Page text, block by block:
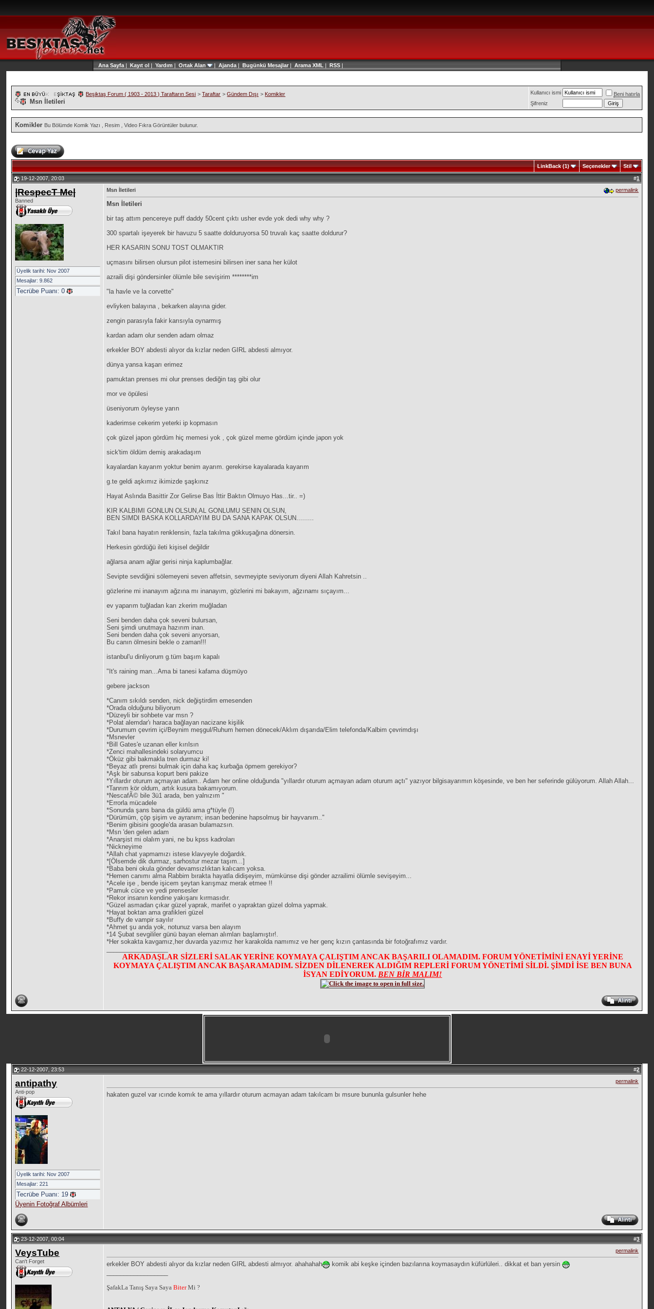
Ana Sayfa | Kayıt ol | Yardım | Ortak Alan | Ajanda | Bugünkü Mesajlar| Arama XML | RSS |
Beşiktaş Forum ( 1903 - 2013 ) Taraftarın Sesi >Taraftar >Gündem Dışı > Komikler
Msn İletileri
Kullanıcı ismi
Beni hatırla
Şifreniz
Komikler Bu Bölümde Komik Yazı , Resim , Video Fıkra Görüntüler bulunur.
LinkBack (1) Seçenekler Stil
19-12-2007, 20:03 #1
|RespecT Me|
Banned
Üyelik tarihi: Nov 2007
Mesajlar: 9.862
Tecrübe Puanı:0
Msn İletileri permalink
Msn İletileri
bir taş attım pencereye puff daddy 50cent çıktı usher evde yok dedi why why ?
300 spartalı işeyerek bir havuzu 5 saatte dolduruyorsa 50 truvalı kaç saatte doldurur?
HER KASARIN SONU TOST OLMAKTIR
uçmasını bilirsen olursun pilot istemesini bilirsen iner sana her külot
azraili dişi göndersinler ölümle bile sevişirim ********im
"la havle ve la corvette"
evliyken balayına , bekarken alayına gider.
zengin parasıyla fakir karısıyla oynarmış
kardan adam olur senden adam olmaz
erkekler BOY abdesti alıyor da kızlar neden GIRL abdesti almıyor.
dünya yansa kaşarı erimez
pamuktan prenses mi olur prenses dediğin taş gibi olur
mor ve öpülesi
üseniyorum öyleyse yarın
kaderimse cekerim yeterki ip kopmasın
çok güzel japon gördüm hiç memesi yok , çok güzel meme gördüm içinde japon yok
sick'tim öldüm demiş arakadaşım
kayalardan kayarım yoktur benim ayarım. gerekirse kayalarada kayarım
g.te geldi aşkımız ikimizde şaşkınız
Hayat Aslında Basittir Zor Gelirse Bas İttir Baktın Olmuyo Has...tir.. =)
KIR KALBIMI GONLUN OLSUN,AL GONLUMU SENIN OLSUN,
BEN SIMDI BASKA KOLLARDAYIM BU DA SANA KAPAK OLSUN.........
Takıl bana hayatın renklensin, fazla takılma gökkuşağına dönersin.
Herkesin gördüğü ileti kişisel değildir
ağlarsa anam ağlar gerisi ninja kaplumbağlar.
Sevipte sevdiğini sölemeyeni seven affetsin, sevmeyipte seviyorum diyeni Allah Kahretsin ..
gözlerine mi inanayım ağzına mı inanayım, gözlerini mi bakayım, ağzınamı sıçayım...
ev yaparım tuğladan karı zkerim muğladan
Seni benden daha çok seveni bulursan,
Seni şimdi unutmaya hazırım inan.
Seni benden daha çok seveni arıyorsan,
Bu canın ölmesini bekle o zaman!!!
istanbul'u dinliyorum g.tüm başım kapalı
"It's raining man...Ama bi tanesi kafama düşmüyo
gebere jackson
*Canım sıkıldı senden, nick değiştirdim emesenden
*Orada olduğunu biliyorum
*Düzeyli bir sohbete var msn ?
*Polat alemdar'ı haraca bağlayan nacizane kişilik
*Durumum çevrim içi/Beynim meşgul/Ruhum hemen dönecek/Aklım dışarıda/Elim telefonda/Kalbim çevrimdışı
*Msnevler
*Bill Gates'e uzanan eller kırılsın
*Zenci mahallesindeki solaryumcu
*Öküz gibi bakmakla tren durmaz ki!
*Beyaz atlı prensi bulmak için daha kaç kurbağa öpmem gerekiyor?
*Aşk bir sabunsa kopurt beni pakize
*Yıllardır oturum açmayan adam.. Adam her online olduğunda "yıllardır oturum açmayan adam oturum açtı" yazıyor bilgisayarımın köşesinde, ve ben her seferinde gülüyorum. Allah Allah...
*Tanrım kör oldum, artık kusura bakamıyorum.
*NescafÃ© bile 3ü1 arada, ben yalnızım "
*Errorla mücadele
*Sonunda şans bana da güldü ama g*tüyle (!)
*Dürümüm, çöp şişim ve ayranım; insan bedenine hapsolmuş bir hayvanım.."
*Benim gibisini google'da arasan bulamazsın.
*Msn 'den gelen adam
*Anarşist mi olalım yani, ne bu kpss kadroları
*Nickneyime
*Allah chat yapmamızı istese klavyeyle doğardık.
*[Ölsemde dik durmaz, sarhostur mezar taşım...]
*Baba beni okula gönder devamsızlıktan kalıcam yoksa.
*Hemen canımı alma Rabbim bırakta hayatla didişeyim, mümkünse dişi gönder azrailimi ölümle sevişeyim...
*Acele işe , bende işicem şeytan karışmaz merak etmee !!
*Pamuk cüce ve yedi prensesler
*Rekor insanın kendine yakışanı kırmasıdır.
*Güzel asmadan çıkar güzel yaprak, marifet o yapraktan güzel dolma yapmak.
*Hayat boktan ama grafikleri güzel
*Buffy de vampir sayılır
*Ahmet şu anda yok, notunuz varsa ben alayım
*14 Şubat sevgililer günü bayan eleman alımları başlamıştır!.
*Her sokakta kavgamız,her duvarda yazımız her karakolda namımız ve her genç kızın çantasında bir fotoğrafımız vardır.
ARKADAŞLAR SİZLERİ SALAK YERİNE KOYMAYA ÇALIŞTIM ANCAK BAŞARILI OLAMADIM. FORUM YÖNETİMİNİ ENAYİ YERİNE
KOYMAYA ÇALIŞTIM ANCAK BAŞARAMADIM. SİZDEN DİLENEREK ALDIĞIM REPLERİ FORUM YÖNETİMİ SİLDİ. ŞİMDİ İSE BEN BUNA
İSYAN EDİYORUM. BEN BİR MALIM!
22-12-2007, 23:53 #2
antipathy
Anti-pop
Üyelik tarihi: Nov 2007
Mesajlar: 221
Tecrübe Puanı: 19
Üyenin Fotoğraf Albümleri
permalink
hakaten guzel var ıcınde komık te ama yıllardır oturum acmayan adam takılcam bı msure bununla gulsunler hehe
23-12-2007, 00:04 #3
VeysTube
Can't Forget
permalink
erkekler BOY abdesti alıyor da kızlar neden GIRL abdesti almıyor. ahahahah
komik abi keşke içinden bazılarına koymasaydın küfürlüleri.. dikkat et ban yersin
ŞafakLa Tanış Saya SayaBiterMi ?